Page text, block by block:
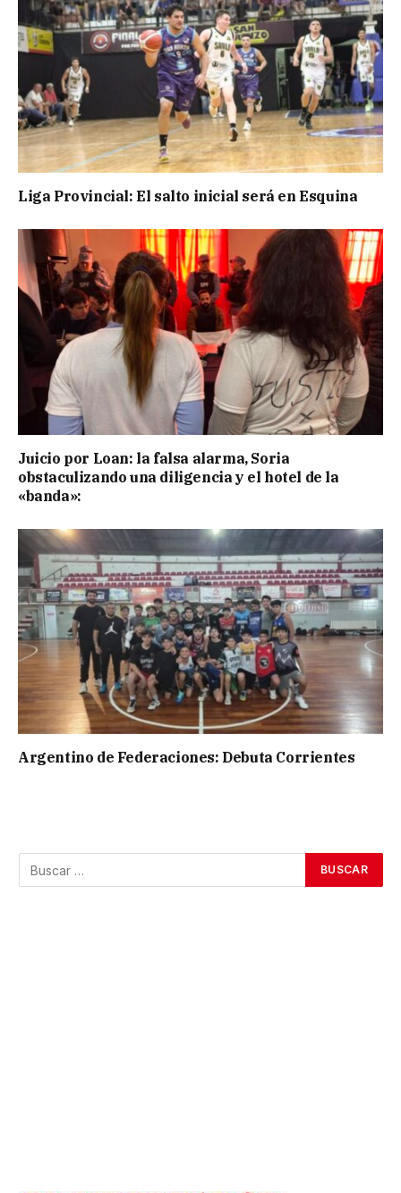
Liga Provincial: El salto inicial será en Esquina
Juicio por Loan: la falsa alarma, Soria
obstaculizando una diligencia y el hotel de la
«banda»:
Argentino de Federaciones: Debuta Corrientes